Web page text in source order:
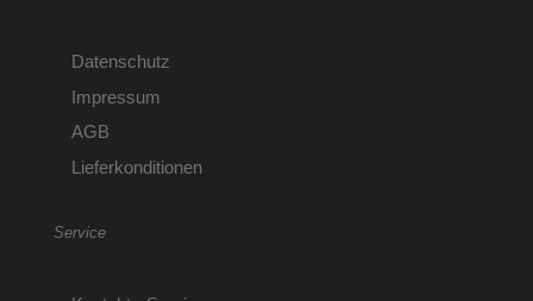
Datenschutz
Impressum
AGB
Lieferkonditionen
Service